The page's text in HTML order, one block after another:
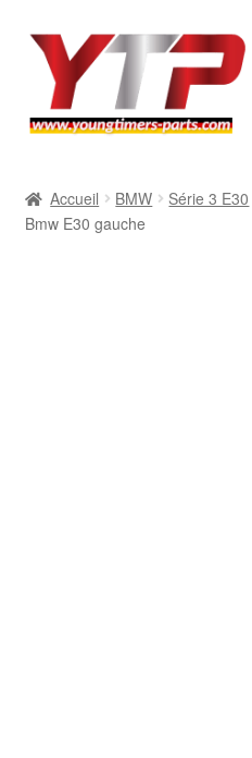
Aller
navigation
Aller
contenu
BMW
Accueil BMW Série 3 E30
Bmw E30 gauche